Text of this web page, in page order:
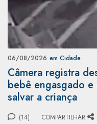
06/08/2026 em Cidade
Câmera registra
bebê engasgado
salvar a criança
(14) COMPARTILHAR